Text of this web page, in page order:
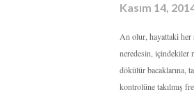
Kasım 14,
An olur, hayattaki her
neredesin, içindekiler
dökülür bacaklarına,
kontrolüne takılmış